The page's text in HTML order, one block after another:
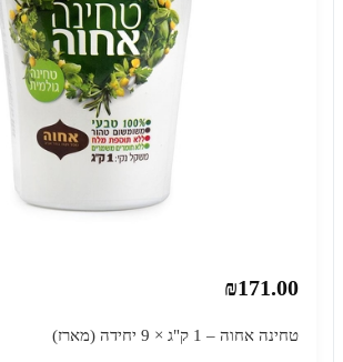
₪171.00
טחינה אחוה – 1 ק"ג × 9 יחידה (מארז)